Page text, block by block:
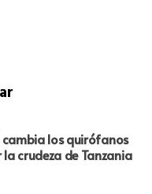
cambia los quirófanos
crudeza de Tanzania